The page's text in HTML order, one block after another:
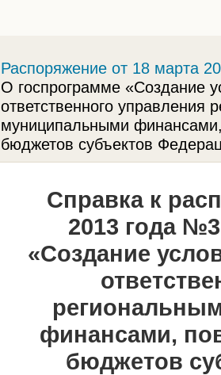
Распоряжение от 18 марта
О госпрограмме «Создание
ответственного управления
муниципальными
бюджетов субъектов
Справка к
2013 года
«Создание
финансами,
бюджетов